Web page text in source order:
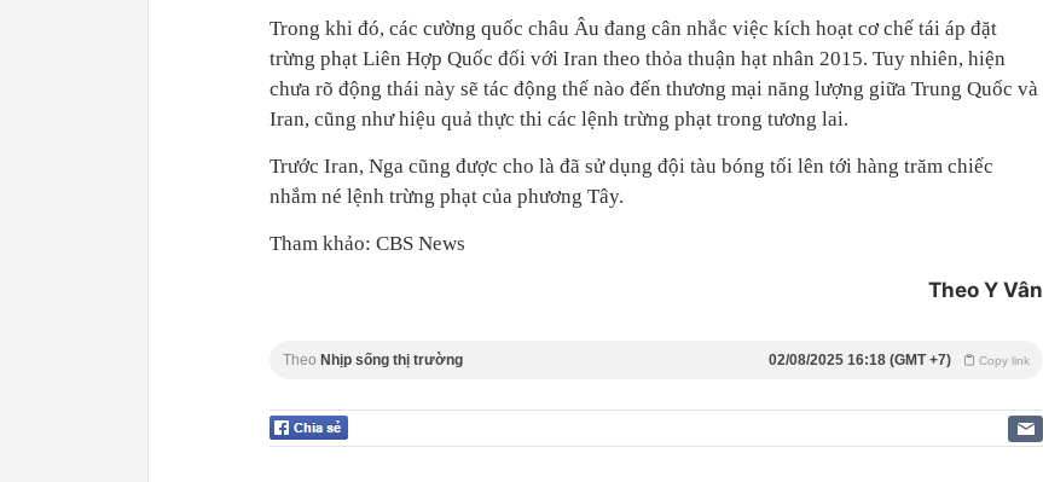
Trong khi đó, các cường quốc châu Âu đang cân nhắc việc kích hoạt cơ chế tái áp đặt
trừng phạt Liên Hợp Quốc đối với Iran theo thỏa thuận hạt nhân 2015. Tuy nhiên, hiện
chưa rõ động thái này sẽ tác động thế nào đến thương mại năng lượng giữa Trung Quốc và
Iran, cũng như hiệu quả thực thi các lệnh trừng phạt trong tương lai.
Trước Iran, Nga cũng được cho là đã sử dụng đội tàu bóng tối lên tới hàng trăm chiếc
nhắm né lệnh trừng phạt của phương Tây.
Tham khảo: CBS News
Theo Y Vân
Theo Nhịp sống thị trường Copy link
02/08/2025 16:18 (GMT +7)